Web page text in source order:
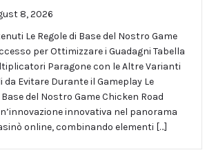
8, 2026
Le Regole di Base del Nostro Game
per Ottimizzare i Guadagni Tabella
Paragone con le Altre Varianti
da Evitare Durante il Gameplay Le
del Nostro Game Chicken Road
innovativa nel panorama
online, combinando elementi […]